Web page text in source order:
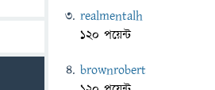
realmentalh
120 পয়েন্ট
brownrobert